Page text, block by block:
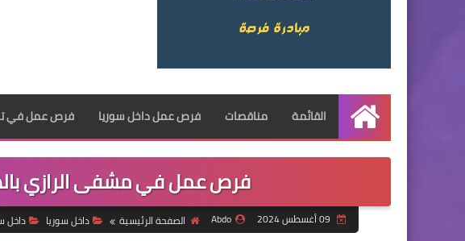
الرئيسية
القائمة مناقصات فرص عمل داخل سوريا فرص عمل في
فرص عمل في مشفى الرازي
Abdo الصفحة الرئيسية داخل سوريا داخل